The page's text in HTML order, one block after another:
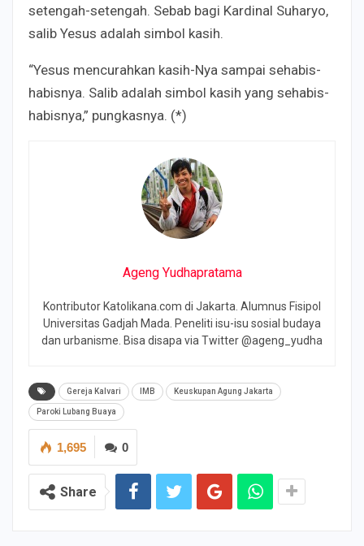
setengah-setengah. Sebab bagi Kardinal Suharyo,
salib Yesus adalah simbol kasih.
“Yesus mencurahkan kasih-Nya sampai sehabis-
habisnya. Salib adalah simbol kasih yang sehabis-
habisnya,” pungkasnya. (*)
Ageng Yudhapratama
Kontributor Katolikana.com di Jakarta. Alumnus Fisipol
Universitas Gadjah Mada. Peneliti isu-isu sosial budaya
dan urbanisme. Bisa disapa via Twitter @ageng_yudha
Gereja Kalvari IMB Keuskupan Agung Jakarta
Paroki Lubang Buaya
0
1,695
Share